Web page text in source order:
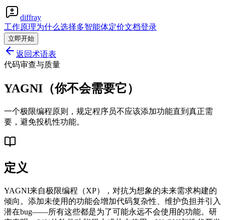
diffray
工作原理为什么选择多智能体定价文档登录
立即开始
返回术语表
代码审查与质量
YAGNI（你不会需要它）
一个极限编程原则，规定程序员不应该添加功能直到真正需
要，避免投机性功能。
定义
YAGNI来自极限编程（XP），对抗为想象的未来需求构建的
倾向。添加未使用的功能会增加代码复杂性、维护负担并引入
潜在bug——所有这些都是为了可能永远不会使用的功能。研